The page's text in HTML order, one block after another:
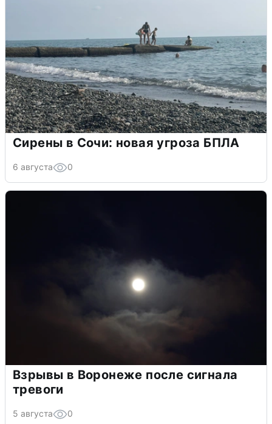
Сирены в Сочи: новая угроза БПЛА
6 августа 0
Взрывы в Воронеже после сигнала
тревоги
5 августа 0